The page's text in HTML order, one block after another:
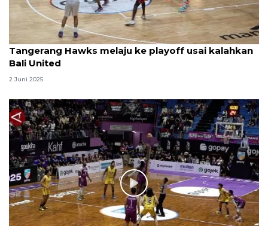
Tangerang Hawks melaju ke playoff usai kalahkan
Bali United
2 Juni 2025